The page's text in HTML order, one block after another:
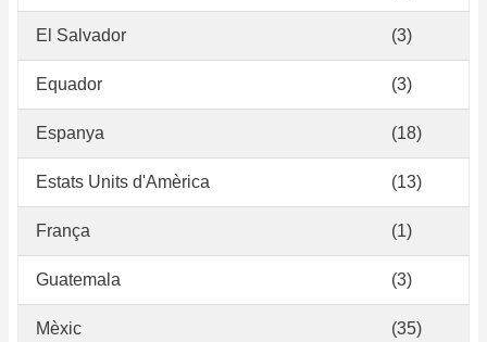
El Salvador (3)
Equador (3)
Espanya (18)
Estats Units d'Amèrica (13)
França (1)
Guatemala (3)
Mèxic (35)